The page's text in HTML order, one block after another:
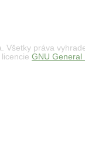
Všetky práva
GNU General